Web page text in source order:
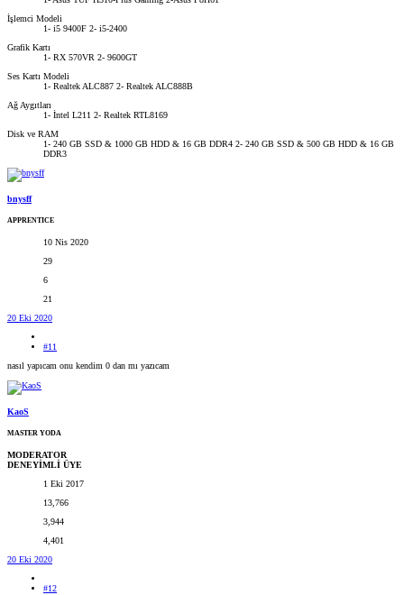
İşlemci Modeli
1- i5 9400F 2- i5-2400
Grafik Kartı
1- RX 570VR 2- 9600GT
Ses Kartı Modeli
1- Realtek ALC887 2- Realtek ALC888B
Ağ Aygıtları
1- İntel L211 2- Realtek RTL8169
Disk ve RAM
1- 240 GB SSD & 1000 GB HDD & 16 GB DDR4 2- 240 GB SSD & 500 GB HDD & 16 GB
DDR3
bnysff
APPRENTICE
10 Nis 2020
29
6
21
20 Eki 2020
#11
nasıl yapıcam onu kendim 0 dan mı yazıcam
KaoS
MASTER YODA
MODERATOR
DENEYİMLİ ÜYE
1 Eki 2017
13,766
3,944
4,401
20 Eki 2020
#12